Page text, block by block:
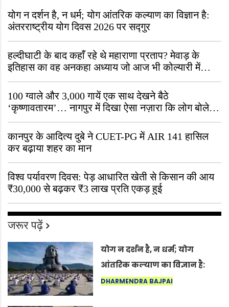
योग न दर्शन है, न धर्म; योग आंतरिक कल्याण का विज्ञान है:
अंतरराष्ट्रीय योग दिवस 2026 पर सद्गुर
हल्दीघाटी के बाद कहाँ रहे थे महाराणा प्रताप? मेवाड़ के
इतिहास का वह अनकहा अध्याय जो आज भी कोल्यारी में
जीवित है
100 ग्वाले और 3,000 गायें एक साथ देखने बैठे
‘कृष्णावतारम’… नागपुर में दिखा ऐसा नज़ारा कि लोग बोले,
“ऐसा तो सिर्फ़ कृष्ण ही कर सकते हैं”
कानपुर के आदित्य दुबे ने CUET-PG में AIR 141 हासिल
कर बढ़ाया शहर का मान
विश्व पर्यावरण दिवस: पेड़ आधारित खेती से किसान की आय
₹30,000 से बढ़कर ₹3 लाख प्रति एकड़ हुई
जरूर पढ़ें
योग न दर्शन है, न धर्म; योग
आंतरिक कल्याण का विज्ञान है:
अंतरराष्ट्रीय योग दिवस 2026 पर
DHARMENDRA BAJPAI